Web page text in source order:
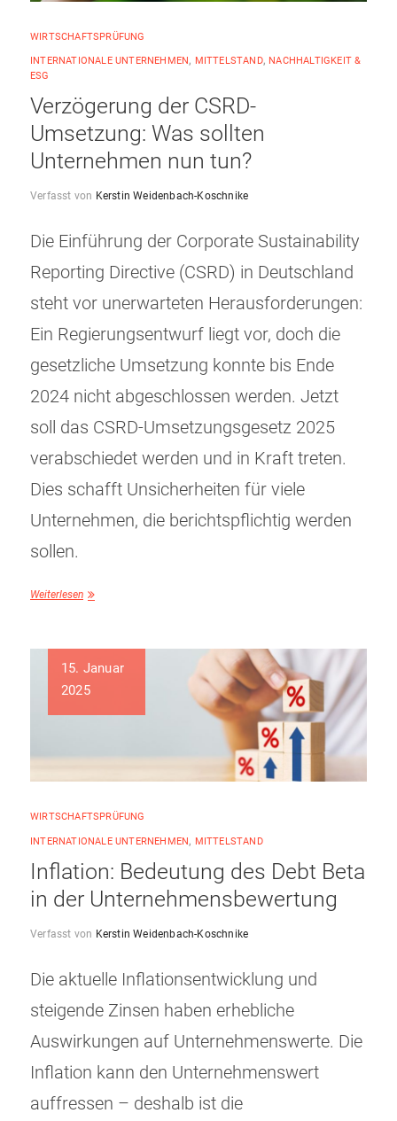
WIRTSCHAFTSPRÜFUNG
INTERNATIONALE UNTERNEHMEN, MITTELSTAND, NACHHALTIGKEIT &
ESG
Verzögerung der CSRD-
Umsetzung: Was sollten
Unternehmen nun tun?
Verfasst von Kerstin Weidenbach-Koschnike
Die Einführung der Corporate Sustainability
Reporting Directive (CSRD) in Deutschland
steht vor unerwarteten Herausforderungen:
Ein Regierungsentwurf liegt vor, doch die
gesetzliche Umsetzung konnte bis Ende
2024 nicht abgeschlossen werden. Jetzt
soll das CSRD-Umsetzungsgesetz 2025
verabschiedet werden und in Kraft treten.
Dies schafft Unsicherheiten für viele
Unternehmen, die berichtspflichtig werden
sollen.
Weiterlesen
15. Januar
2025
WIRTSCHAFTSPRÜFUNG
INTERNATIONALE UNTERNEHMEN, MITTELSTAND
Inflation: Bedeutung des Debt Beta
in der Unternehmensbewertung
Verfasst von Kerstin Weidenbach-Koschnike
Die aktuelle Inflationsentwicklung und
steigende Zinsen haben erhebliche
Auswirkungen auf Unternehmenswerte. Die
Inflation kann den Unternehmenswert
auffressen – deshalb ist die